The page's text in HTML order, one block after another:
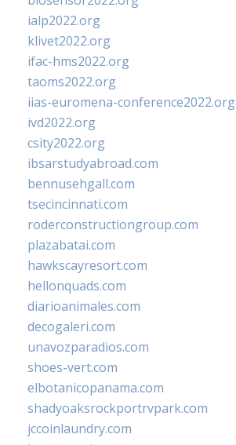
ialp2022.org
klivet2022.org
ifac-hms2022.org
taoms2022.org
iias-euromena-conference2022.org
ivd2022.org
csity2022.org
ibsarstudyabroad.com
bennusehgall.com
tsecincinnati.com
roderconstructiongroup.com
plazabatai.com
hawkscayresort.com
hellonquads.com
diarioanimales.com
decogaleri.com
unavozparadios.com
shoes-vert.com
elbotanicopanama.com
shadyoaksrockportrvpark.com
jccoinlaundry.com